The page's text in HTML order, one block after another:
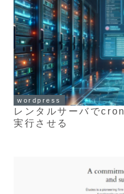
wordpress
レンタルサーバで
実行させる